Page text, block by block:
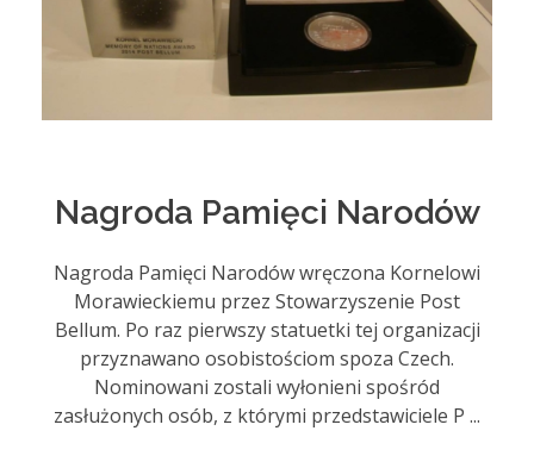
Nagroda Pamięci Narodów
Nagroda Pamięci Narodów wręczona Kornelowi
Morawieckiemu przez Stowarzyszenie Post
Bellum. Po raz pierwszy statuetki tej organizacji
przyznawano osobistościom spoza Czech.
Nominowani zostali wyłonieni spośród
zasłużonych osób, z którymi przedstawiciele P ...